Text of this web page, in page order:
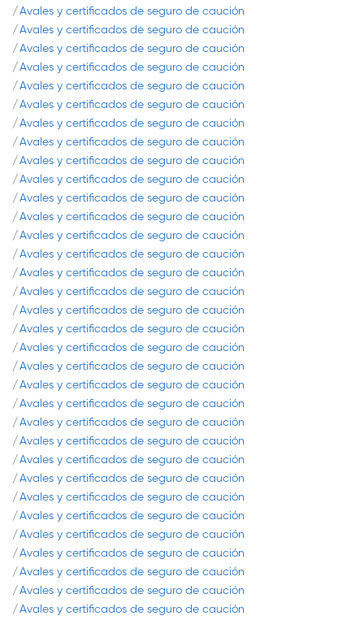
Avales y certificados de seguro de caución
Avales y certificados de seguro de caución
Avales y certificados de seguro de caución
Avales y certificados de seguro de caución
Avales y certificados de seguro de caución
Avales y certificados de seguro de caución
Avales y certificados de seguro de caución
Avales y certificados de seguro de caución
Avales y certificados de seguro de caución
Avales y certificados de seguro de caución
Avales y certificados de seguro de caución
Avales y certificados de seguro de caución
Avales y certificados de seguro de caución
Avales y certificados de seguro de caución
Avales y certificados de seguro de caución
Avales y certificados de seguro de caución
Avales y certificados de seguro de caución
Avales y certificados de seguro de caución
Avales y certificados de seguro de caución
Avales y certificados de seguro de caución
Avales y certificados de seguro de caución
Avales y certificados de seguro de caución
Avales y certificados de seguro de caución
Avales y certificados de seguro de caución
Avales y certificados de seguro de caución
Avales y certificados de seguro de caución
Avales y certificados de seguro de caución
Avales y certificados de seguro de caución
Avales y certificados de seguro de caución
Avales y certificados de seguro de caución
Avales y certificados de seguro de caución
Avales y certificados de seguro de caución
Avales y certificados de seguro de caución